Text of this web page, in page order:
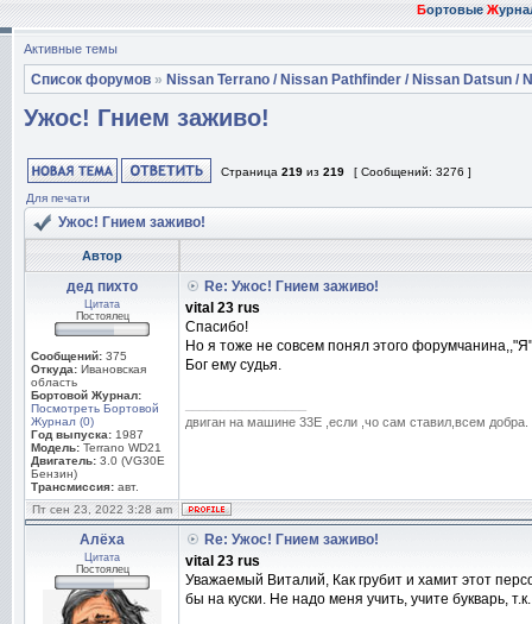
БортовыеЖ
Активные темы
Список форумов » Nissan Terrano / Nissan Pathfinder / Nissan Datsun /
Ужос! Гнием заживо!
Страница 219 из 219
[ Сообщений: 3276 ]
Для печати
Ужос! Гнием заживо!
Автор
дед пихто
Цитата
Постоялец
Сообщений: 375
Откуда: Ивановская
область
Бортовой Журнал:
Посмотреть Бортовой
Журнал (0)
Год выпуска: 1987
Модель: Terrano WD21
Двигатель: 3.0 (VG30E
Бензин)
Трансмиссия: авт.
Re: Ужос! Гнием заживо!
vital 23 rus
Спасибо!
Но я тоже не совсем понял этого
Бог ему судья.
двиган на машине 33Е ,если ,чо сам ставил,всем добра.
Пт сен 23, 2022 3:28 am
Алёха
Цитата
Постоялец
Re: Ужос! Гнием заживо!
vital 23 rus
Уважаемый Виталий, Как грубит и хамит этот
бы на куски. Не надо меня учить, учите букварь,